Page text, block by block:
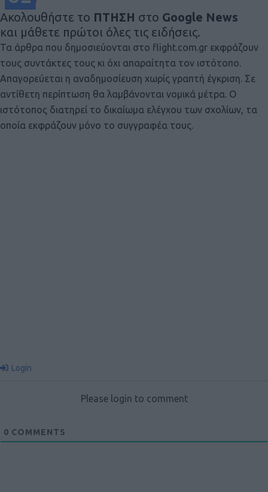
Ακολουθήστε το ΠΤΗΣΗ στο Google News
και μάθετε πρώτοι όλες τις ειδήσεις.
Τα άρθρα που δημοσιεύονται στο flight.com.gr εκφράζουν
τους συντάκτες τους κι όχι απαραίτητα τον ιστότοπο.
Απαγορεύεται η αναδημοσίευση χωρίς γραπτή έγκριση. Σε
αντίθετη περίπτωση θα λαμβάνονται νομικά μέτρα. Ο
ιστότοπος διατηρεί το δικαίωμα ελέγχου των σχολίων, τα
οποία εκφράζουν μόνο το συγγραφέα τους.
Login
Please login to comment
0 COMMENTS